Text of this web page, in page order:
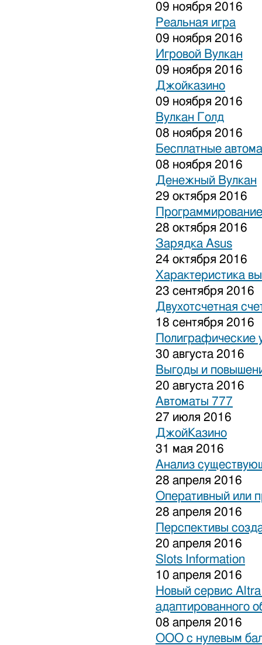
09 ноября 2016
Реальная игра
09 ноября 2016
Игровой Вулкан
09 ноября 2016
Джойказино
09 ноября 2016
Вулкан Голд
08 ноября 2016
Бесплатные
08 ноября 2016
Денежный Вулкан
29 октября 2016
28 октября 2016
Зарядка Asus
24 октября 2016
Характеристика
23 сентября 2016
Двухотсчетная
18 сентября 2016
Полиграфические
30 августа 2016
Выгоды и
20 августа 2016
Автоматы 777
27 июля 2016
ДжойКазино
31 мая 2016
Анализ
28 апреля 2016
Оперативный или
28 апреля 2016
Перспективы
20 апреля 2016
Slots Information
10 апреля 2016
Новый сервис Altra
адаптированного
08 апреля 2016
ООО с нулевым